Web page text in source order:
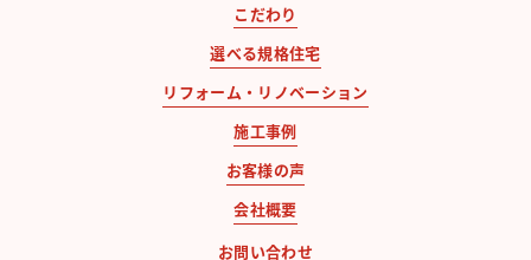
こだわり
選べる規格住宅
リフォーム・リノベーション
施工事例
お客様の声
会社概要
お問い合わせ